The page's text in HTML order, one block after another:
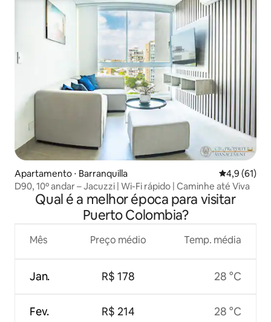
Apartamento ⋅ Barranquilla 4,9 de uma
4,9 (61)
D90, 10º andar – Jacuzzi | Wi-Fi rápido | Caminhe até Viva
Qual é a melhor época para visitar
Puerto Colombia?
Mês
Jan.
Fev.
Preço médio
R$ 178
R$ 214
Temp. média
28 °C
28 °C